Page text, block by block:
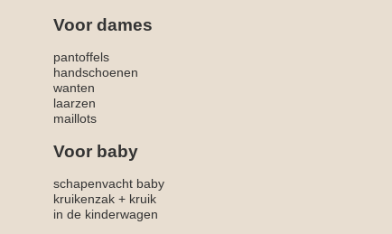
Voor dames
pantoffels
handschoenen
wanten
laarzen
maillots
Voor baby
schapenvacht baby
kruikenzak + kruik
in de kinderwagen